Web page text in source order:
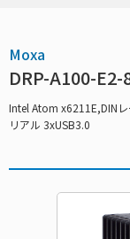
Moxa
DRP-A100-E2-
Intel Atom x6211E,DIN
リアル 3xUSB3.0